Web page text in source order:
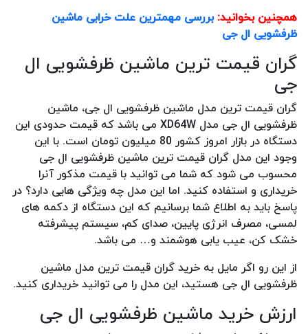
همچنین بخوانید: بررسی مهمترین علت خرابی ماشین
ظرفشویی ال‌ جی
گران قیمت ترین ماشین ظرفشویی ال
جی
گران قیمت ترین مدل ماشین ظرفشویی ال جی، ماشین
ظرفشویی ال جی مدل XD64W می باشد که قیمت حدودی این
دستگاه در بازار امروز کشور 80 میلیون تومان است. با این
وجود این مدل گران قیمت ترین ماشین ظرفشویی ال جی
محسوب می شود که شما می توانید با قیمت مذکور آنرا
خریداری و استفاده کنید. اما این مدل چه ویژگی هایی دارد؟ در
پاسخ باید به اطلاع شما برسانیم که این دستگاه از دکمه های
لمسی، مصرف انرژی پایین، صدای کم، سیستم پیشرفته
خشک کن، عیب یابی هوشمند و… می باشد.
از این رو اگر مایل به خرید گران قیمت ترین مدل ماشین
ظرفشویی ال جی هستید، این مدل را می توانید خریداری کنید.
ارزش خرید ماشین ظرفشویی ال جی